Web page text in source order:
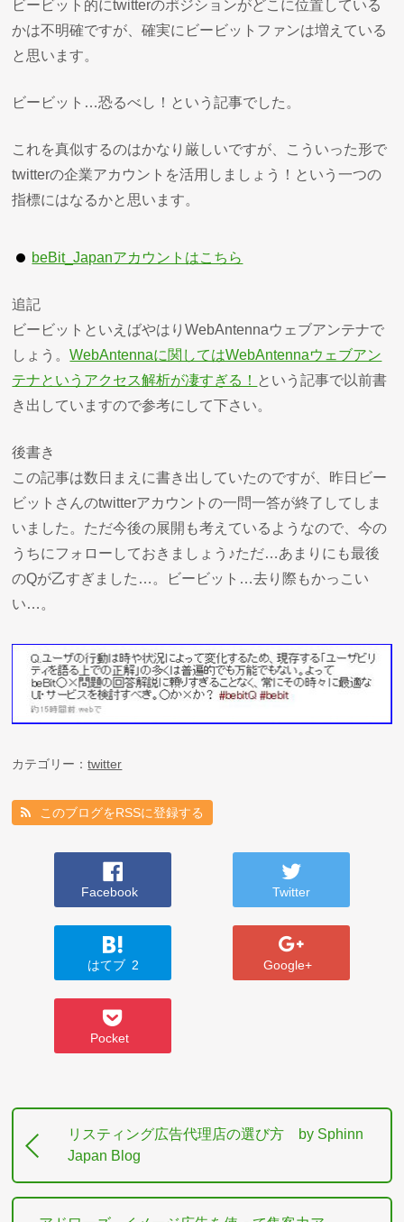
ビービット的にtwitterのポジションがどこに位置している
かは不明確ですが、確実にビービットファンは増えている
と思います。
ビービット…恐るべし！という記事でした。
これを真似するのはかなり厳しいですが、こういった形で
twitterの企業アカウントを活用しましょう！という一つの
指標にはなるかと思います。
beBit_Japanアカウントはこちら
追記
ビービットといえばやはりWebAntennaウェブアンテナで
しょう。WebAntennaに関してはWebAntennaウェブアン
テナというアクセス解析が凄すぎる！ という記事で以前書
き出していますので参考にして下さい。
後書き
この記事は数日まえに書き出していたのですが、昨日ビー
ビットさんのtwitterアカウントの一問一答が終了してしま
いました。ただ今後の展開も考えているようなので、今の
うちにフォローしておきましょう♪ただ…あまりにも最後
のQが乙すぎました…。ビービット…去り際もかっこい
い…。
カテゴリー：twitter
このブログをRSSに登録する
Facebook Twitter
はてブ 2 Google+
Pocket
リスティング広告代理店の選び方 by Sphinn
Japan Blog